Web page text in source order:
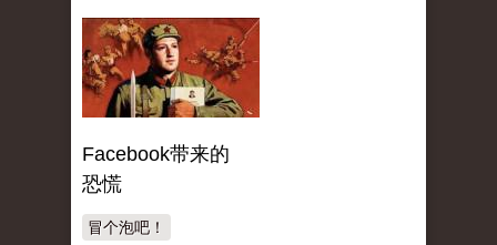
Facebook带来的
恐慌
冒个泡吧！